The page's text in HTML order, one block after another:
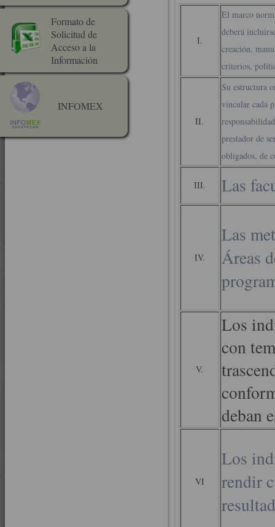
Formato de
Solicitud de
Acceso a la
Información
INFOMEX
I.
El marco
deberá
creación,
criterios,
II.
Su estructura
vincular cada
prestador de
obligados, de
III. Las
IV.
Las
Áreas
V.
Los
con
deban
VI
Los
rendir